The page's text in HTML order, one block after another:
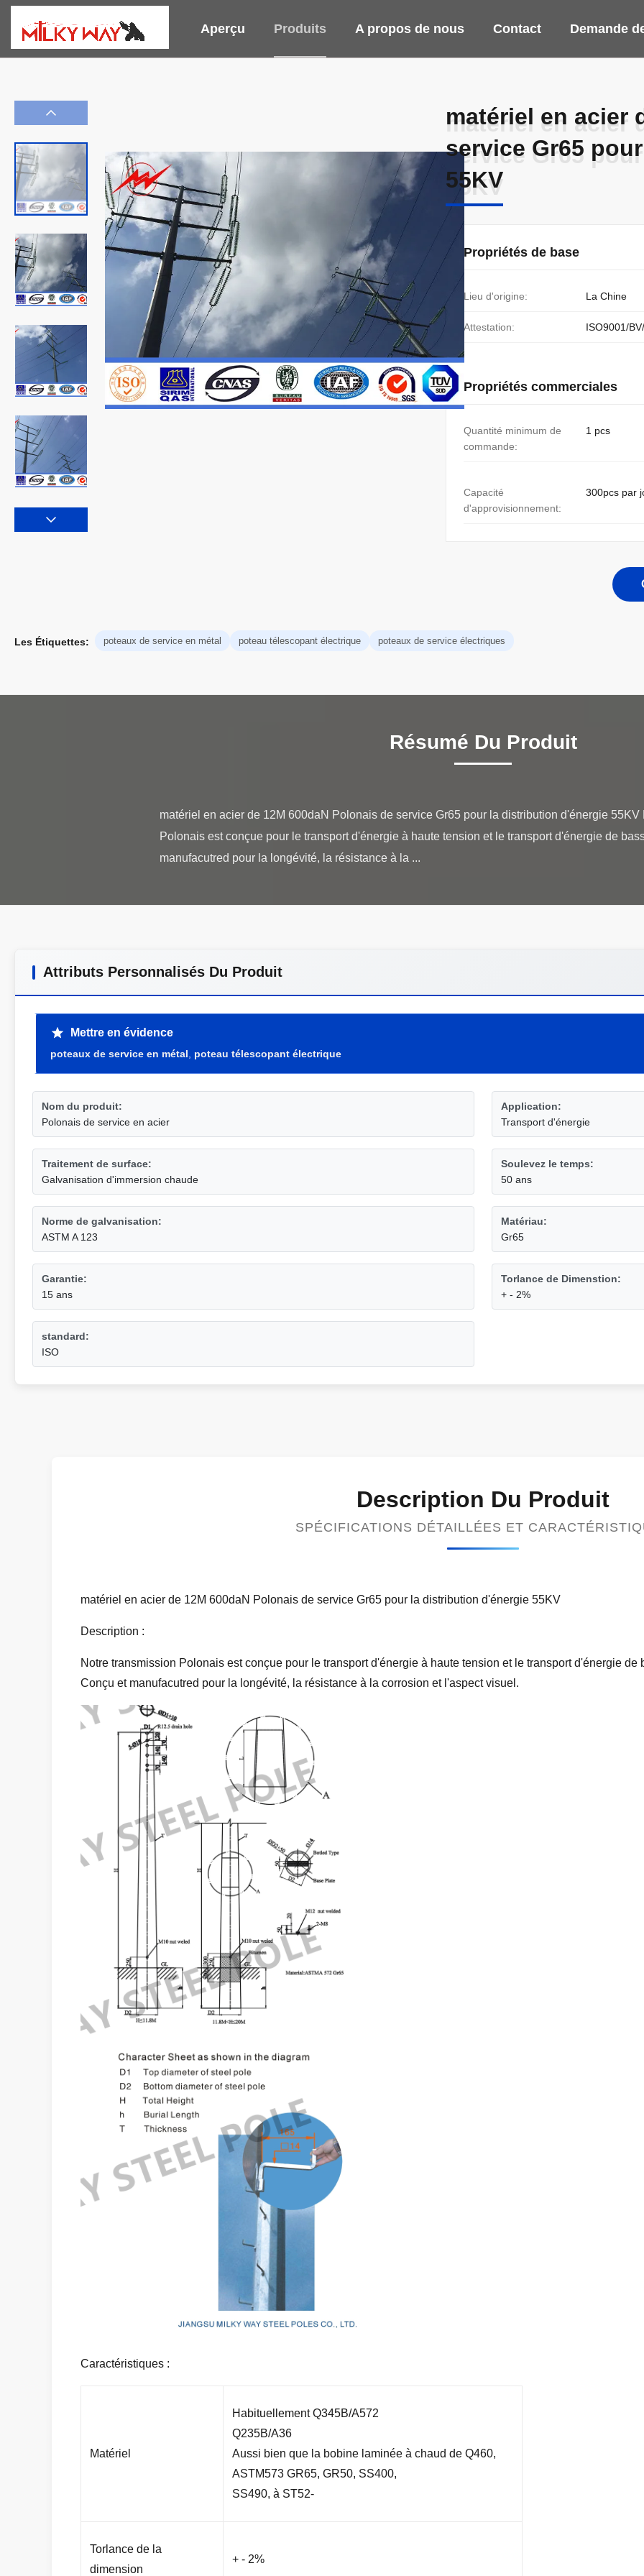
Aperçu Produits A propos de nous Contact Demande
matériel en acier
service Gr65
55KV
matériel en acier
service Gr65
55KV
Propriétés de base
Lieu d'origine: La Chine
Attestation: ISO9001/BV/
Propriétés commerciales
Quantité minimum de
commande:
1 pcs
Capacité
d'approvisionnement:
300pcs par
Les Étiquettes: poteaux de service en métal poteau télescopant électrique poteaux de service électriques
Résumé Du Produit
matériel en acier de 12M 600daN Polonais de service Gr65 pour la distribution d'énergie
Polonais est conçue pour le transport d'énergie à haute tension et le transport d'énergie de
Attributs Personnalisés Du Produit
Mettre en évidence
poteaux de service en métal poteau télescopant électrique
Nom du produit:
Polonais de service en acier
Application:
Transport d'énergie
Traitement de surface:
Galvanisation d'immersion chaude
Soulevez le temps:
50 ans
Norme de galvanisation:
ASTM A 123
Matériau:
Gr65
Garantie:
15 ans
Torlance de Dimenstion:
+ - 2%
standard:
ISO
Description Du Produit
SPÉCIFICATIONS DÉTAILLÉES ET
matériel en acier de 12M 600daN Polonais de service Gr65 pour la distribution d'énergie 55KV
Description :
Notre transmission Polonais est conçue pour le transport d'énergie à haute tension et le transport d'énergie de
Conçu et manufacutred pour la longévité, la résistance à la corrosion et l'aspect visuel.
Caractéristiques :
Matériel
Habituellement Q345B/A572
Q235B/A36
Aussi bien que la bobine laminée à chaud de Q460,
ASTM573 GR65, GR50, SS400,
SS490, à ST52-
Torlance de la
dimension
+ - 2%